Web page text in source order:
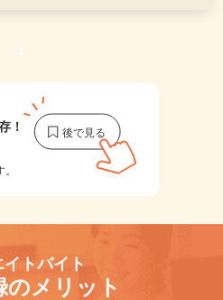
1
！
イトバイト
のメリット